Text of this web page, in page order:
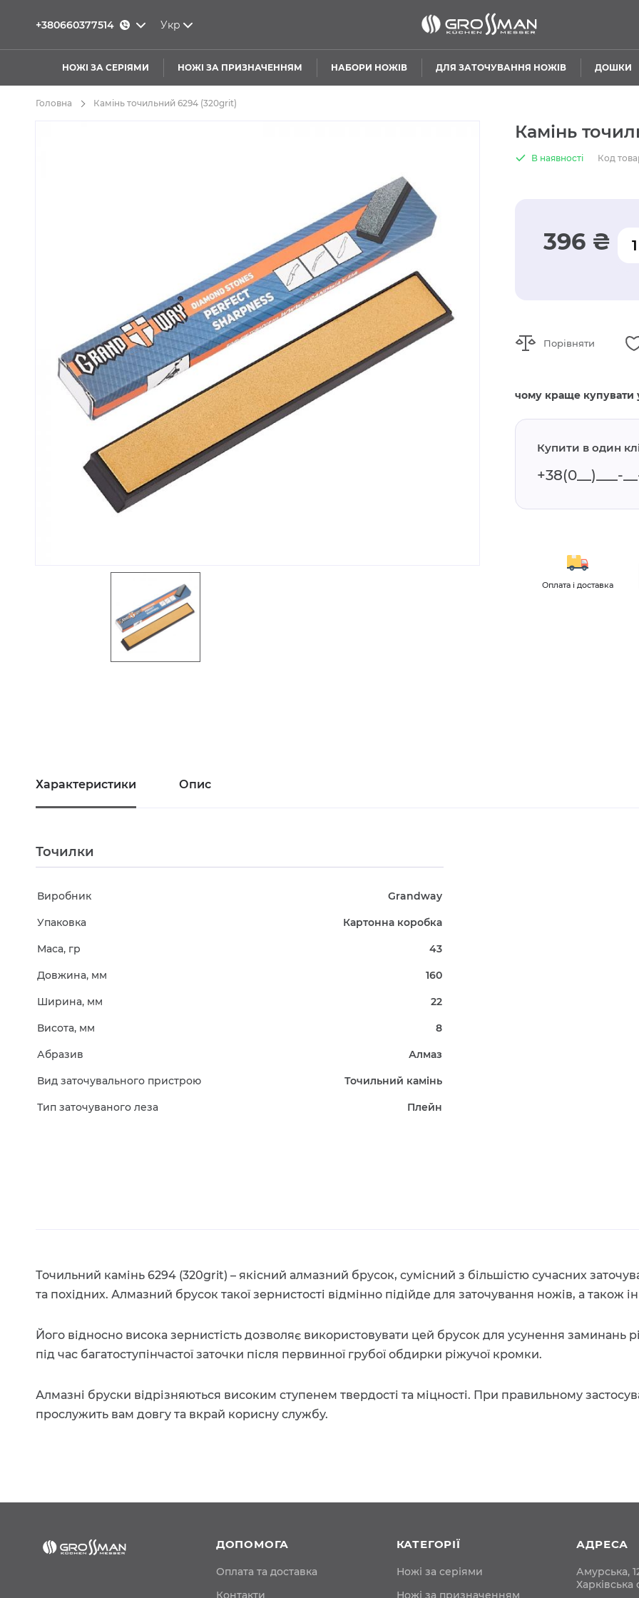
+380660377514 Укр
НОЖІ ЗА СЕРІЯМИ НОЖІ ЗА ПРИЗНАЧЕННЯМ НАБОРИ НОЖІВ ДЛЯ ЗАТОЧУВАННЯ НОЖІВ ДОШКИ
Головна Камінь точильний 6294 (320grit)
Камінь
В наявності Код
396 ₴
Порівняти
чому краще купувати
Купити в один
Контакти та графік
роботи
Оплата і доставка
Характеристики
Точилки
Виробник Grandway
Упаковка Картонна коробка
Маса, гр 43
Довжина, мм 160
Ширина, мм 22
Висота, мм 8
Абразив Алмаз
Вид заточувального пристрою Точильний камінь
Тип заточуваного леза Плейн
Опис
Точильний камінь 6294 (320grit) – якісний алмазний брусок, сумісний з більшістю сучасних
та похідних. Алмазний брусок такої зернистості відмінно підійде для заточування ножів, а також
Його відносно висока зернистість дозволяє використовувати цей брусок для усунення заминань
під час багатоступінчастої заточки після первинної грубої обдирки ріжучої кромки.
Алмазні бруски відрізняються високим ступенем твердості та міцності. При правильному
прослужить вам довгу та вкрай корисну службу.
ДОПОМОГА
Оплата та доставка
Контакти
КАТЕГОРІЇ
Ножі за серіями
Ножі за призначенням
АДРЕСА
Амурська,
Харківська